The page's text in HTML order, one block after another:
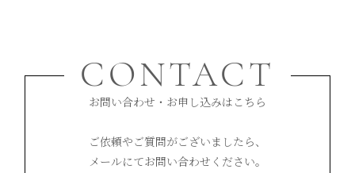
CONTACT
お問い合わせ・お申し込みはこちら
ご依頼やご質問がございましたら、
メールにてお問い合わせください。